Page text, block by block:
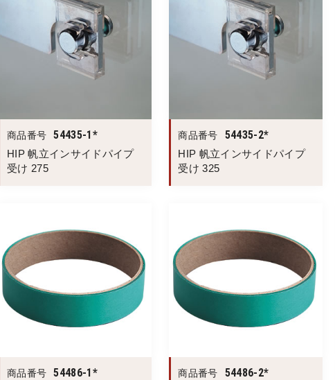
商品番号 54435-1*
HIP 帆立インサイドパイプ
受け 275
商品番号 54435-2*
HIP 帆立インサイドパイプ
受け 325
商品番号 54486-1* 商品番号 54486-2*